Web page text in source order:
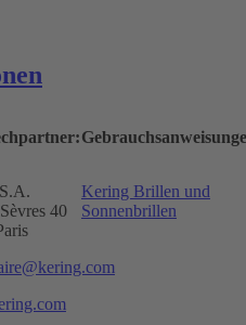
40
Kering Brillen und
Sonnenbrillen